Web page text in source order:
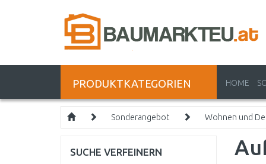
PRODUKTKATEGORIEN HOME
Sonderangebot Wohnen und
SUCHE VERFEINERN